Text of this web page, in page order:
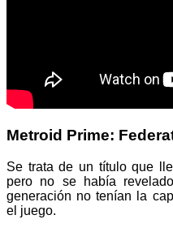
Metroid Prime:
Se trata de un título que
pero no se había
generación no tenían la
el juego.